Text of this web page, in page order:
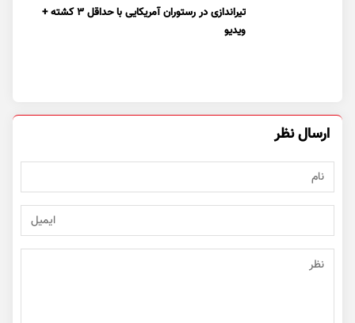
تیراندازی در رستوران آمریکایی با حداقل ۳ کشته +
ویدیو
ارسال نظر